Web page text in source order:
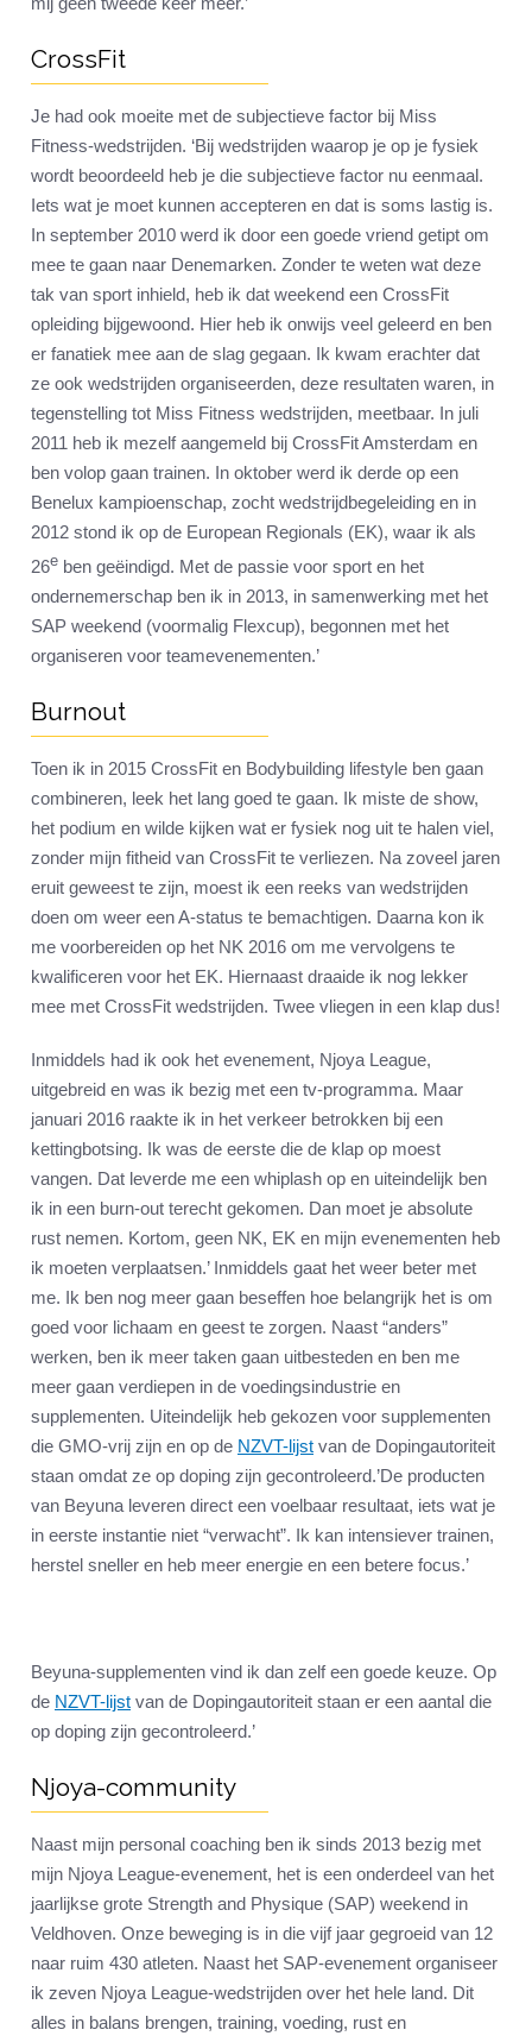
CrossFit
Je had ook moeite met de subjectieve factor bij Miss
Fitness-wedstrijden. ‘Bij wedstrijden waarop je op je fysiek
wordt beoordeeld heb je die subjectieve factor nu eenmaal.
Iets wat je moet kunnen accepteren en dat is soms lastig is.
In september 2010 werd ik door een goede vriend getipt om
mee te gaan naar Denemarken. Zonder te weten wat deze
tak van sport inhield, heb ik dat weekend een CrossFit
opleiding bijgewoond. Hier heb ik onwijs veel geleerd en ben
er fanatiek mee aan de slag gegaan. Ik kwam erachter dat
ze ook wedstrijden organiseerden, deze resultaten waren, in
tegenstelling tot Miss Fitness wedstrijden, meetbaar. In juli
2011 heb ik mezelf aangemeld bij CrossFit Amsterdam en
ben volop gaan trainen. In oktober werd ik derde op een
Benelux kampioenschap, zocht wedstrijdbegeleiding en in
2012 stond ik op de European Regionals (EK), waar ik als
26e ben geëindigd. Met de passie voor sport en het
ondernemerschap ben ik in 2013, in samenwerking met het
SAP weekend (voormalig Flexcup), begonnen met het
organiseren voor teamevenementen.’
Burnout
Toen ik in 2015 CrossFit en Bodybuilding lifestyle ben gaan
combineren, leek het lang goed te gaan. Ik miste de show,
het podium en wilde kijken wat er fysiek nog uit te halen viel,
zonder mijn fitheid van CrossFit te verliezen. Na zoveel jaren
eruit geweest te zijn, moest ik een reeks van wedstrijden
doen om weer een A-status te bemachtigen. Daarna kon ik
me voorbereiden op het NK 2016 om me vervolgens te
kwalificeren voor het EK. Hiernaast draaide ik nog lekker
mee met CrossFit wedstrijden. Twee vliegen in een klap dus!
Inmiddels had ik ook het evenement, Njoya League,
uitgebreid en was ik bezig met een tv-programma. Maar
januari 2016 raakte ik in het verkeer betrokken bij een
kettingbotsing. Ik was de eerste die de klap op moest
vangen. Dat leverde me een whiplash op en uiteindelijk ben
ik in een burn-out terecht gekomen. Dan moet je absolute
rust nemen. Kortom, geen NK, EK en mijn evenementen heb
ik moeten verplaatsen.’ Inmiddels gaat het weer beter met
me. Ik ben nog meer gaan beseffen hoe belangrijk het is om
goed voor lichaam en geest te zorgen. Naast “anders”
werken, ben ik meer taken gaan uitbesteden en ben me
meer gaan verdiepen in de voedingsindustrie en
supplementen. Uiteindelijk heb gekozen voor supplementen
die GMO-vrij zijn en op de NZVT-lijst van de Dopingautoriteit
staan omdat ze op doping zijn gecontroleerd.’De producten
van Beyuna leveren direct een voelbaar resultaat, iets wat je
in eerste instantie niet “verwacht”. Ik kan intensiever trainen,
herstel sneller en heb meer energie en een betere focus.’
Beyuna-supplementen vind ik dan zelf een goede keuze. Op
de NZVT-lijst van de Dopingautoriteit staan er een aantal die
op doping zijn gecontroleerd.’
Njoya-community
Naast mijn personal coaching ben ik sinds 2013 bezig met
mijn Njoya League-evenement, het is een onderdeel van het
jaarlijkse grote Strength and Physique (SAP) weekend in
Veldhoven. Onze beweging is in die vijf jaar gegroeid van 12
naar ruim 430 atleten. Naast het SAP-evenement organiseer
ik zeven Njoya League-wedstrijden over het hele land. Dit
alles in balans brengen, training, voeding, rust en